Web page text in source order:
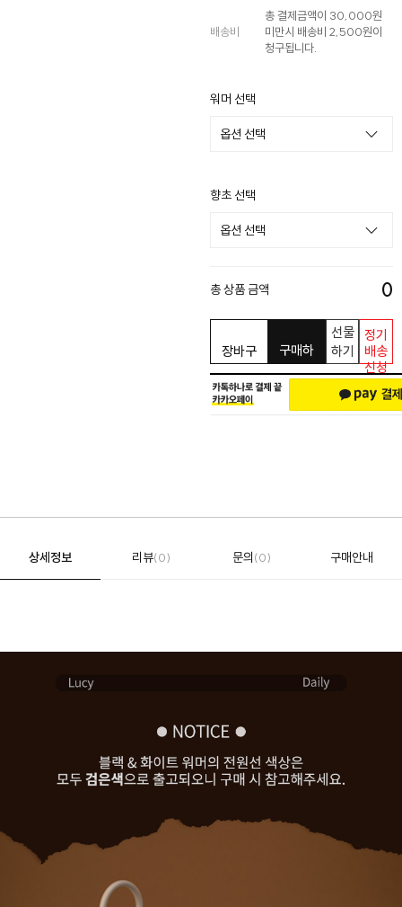
배송비
총 결제금액이 30,000원
미만시 배송비 2,500원이
청구됩니다.
워머 선택
향초 선택
총 상품 금액 0
장바구
니
구매하
선물
하기
정기
배송
신청
상세정보 리뷰(0) 문의(0) 구매안내